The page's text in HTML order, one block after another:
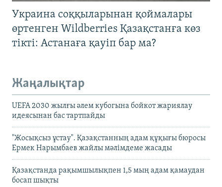
Украина соққыларынан қоймалары
өртенген Wildberries Қазақстанға көз
тікті: Астанаға қауіп бар ма?
Жаңалықтар
UEFA 2030 жылғы әлем кубогына бойкот жариялау
идеясынан бас тартпайды
"Жосықсыз ұстау". Қазақстанның адам құқығы бюросы
Ермек Нарымбаев жайлы мәлімдеме жасады
Қазақстанда рақымшылықпен 1,5 мың адам қамаудан
босап шықты